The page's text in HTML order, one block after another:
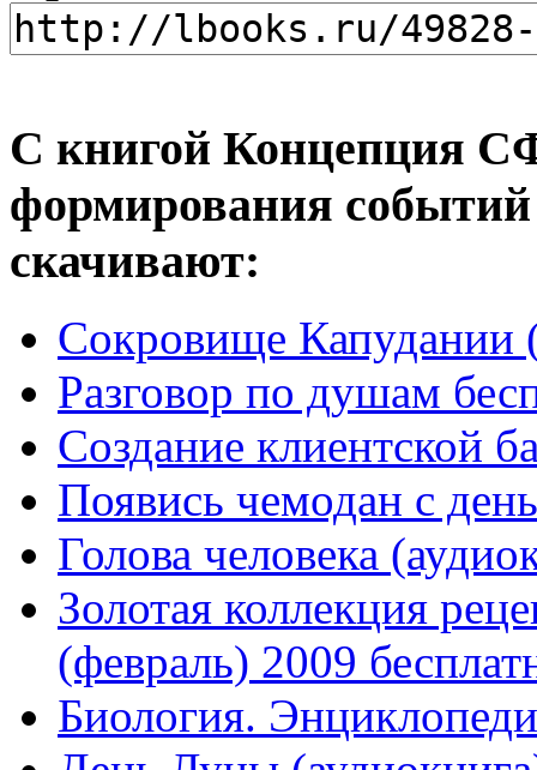
С книгой Концепция
формирования событий
скачивают:
Сокровище Капудании
Разговор по душам
Создание клиентской
Появись чемодан с
Голова человека
Золотая коллекция
(февраль) 2009
Биология.